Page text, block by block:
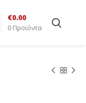
0 Προϊόντα
€0.00